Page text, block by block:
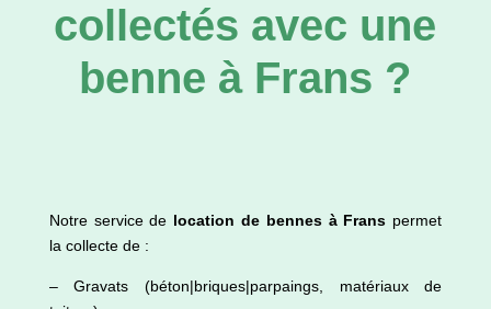
collectés avec une
benne à Frans ?
Notre service de location de bennes à Frans permet
la collecte de :
– Gravats (béton|briques|parpaings, matériaux de